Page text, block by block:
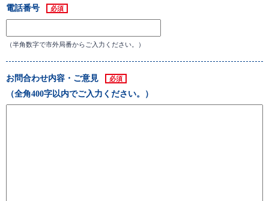
電話番号 必須
（半角数字で市外局番からご入力ください。）
お問合わせ内容・ご意見 必須
（全角400字以内でご入力ください。）